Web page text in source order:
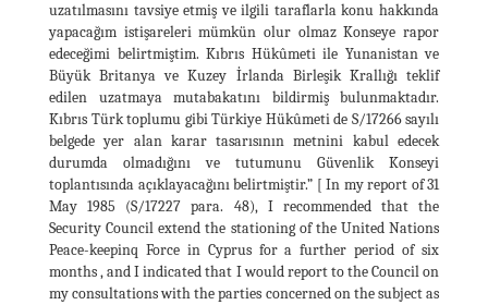
uzatılmasını tavsiye etmiş ve ilgili taraflarla konu hakkında
yapacağım istişareleri mümkün olur olmaz Konseye rapor
edeceğimi belirtmiştim. Kıbrıs Hükûmeti ile Yunanistan ve
Büyük Britanya ve Kuzey İrlanda Birleşik Krallığı teklif
edilen uzatmaya mutabakatını bildirmiş bulunmaktadır.
Kıbrıs Türk toplumu gibi Türkiye Hükûmeti de S/17266 sayılı
belgede yer alan karar tasarısının metnini kabul edecek
durumda olmadığını ve tutumunu Güvenlik Konseyi
toplantısında açıklayacağını belirtmiştir.” [ In my report of 31
May 1985 (S/17227 para. 48), I recommended that the
Security Council extend the stationing of the United Nations
Peace-keepinq Force in Cyprus for a further period of six
months , and I indicated that I would report to the Council on
my consultations with the parties concerned on the subject as